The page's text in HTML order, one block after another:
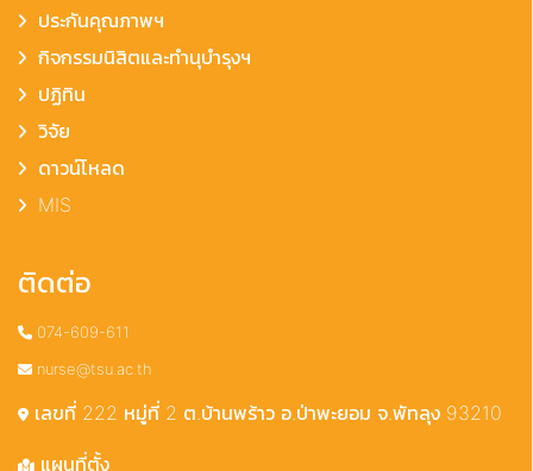
ประกันคุณภาพฯ
กิจกรรมนิสิตและทำนุบำรุงฯ
ปฏิทิน
วิจัย
ดาวน์โหลด
MIS
ติดต่อ
074-609-611
nurse@tsu.ac.th
เลขที่ 222 หมู่ที่ 2 ต.บ้านพร้าว อ.ป่าพะยอม จ.พัทลุง 93210
แผนที่ตั้ง